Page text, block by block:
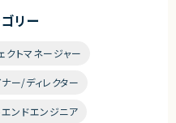
リー
クトマネージャー
ー/ディレクター
ンドエンジニア